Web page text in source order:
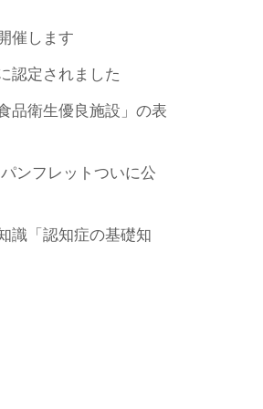
催します
認定されました
品衛生優良施設」の表
ンフレットついに公
識「認知症の基礎知